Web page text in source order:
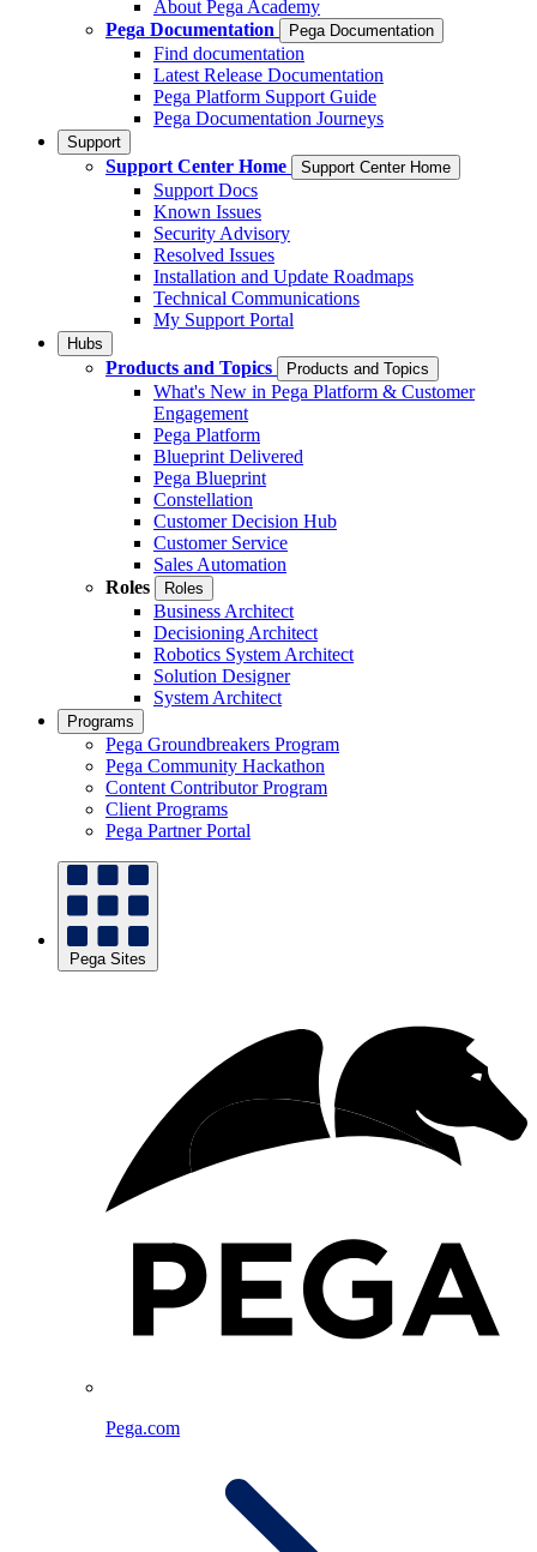
About Pega Academy
Pega Documentation
Pega Documentation
Find documentation
Latest Release Documentation
Pega Platform Support Guide
Pega Documentation Journeys
Support
Support Center Home Support Center Home
Support Docs
Known Issues
Security Advisory
Resolved Issues
Installation and Update Roadmaps
Technical Communications
My Support Portal
Hubs
Products and Topics Products and Topics
What's New in Pega Platform & Customer
Engagement
Pega Platform
Blueprint Delivered
Pega Blueprint
Constellation
Customer Decision Hub
Customer Service
Sales Automation
Roles
Roles
Business Architect
Decisioning Architect
Robotics System Architect
Solution Designer
System Architect
Programs
Pega Groundbreakers Program
Pega Community Hackathon
Content Contributor Program
Client Programs
Pega Partner Portal
Pega Sites
Pega.com